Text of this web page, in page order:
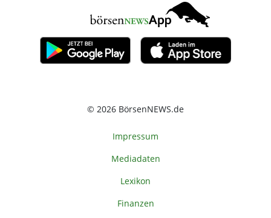
© 2026 BörsenNEWS.de
Impressum
Mediadaten
Lexikon
Finanzen